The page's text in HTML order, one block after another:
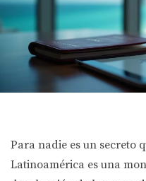
Para nadie es un secreto
Latinoamérica es una